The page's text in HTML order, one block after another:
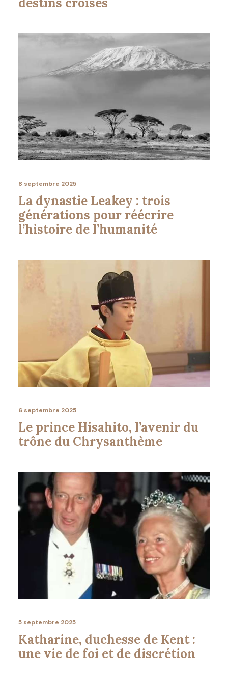
8 septembre 2025
La dynastie Leakey : trois
générations pour réécrire
l’histoire de l’humanité
6 septembre 2025
Le prince Hisahito, l’avenir du
trône du Chrysanthème
5 septembre 2025
Katharine, duchesse de Kent :
une vie de foi et de discrétion